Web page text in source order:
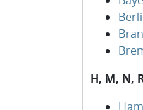
H, M, N,